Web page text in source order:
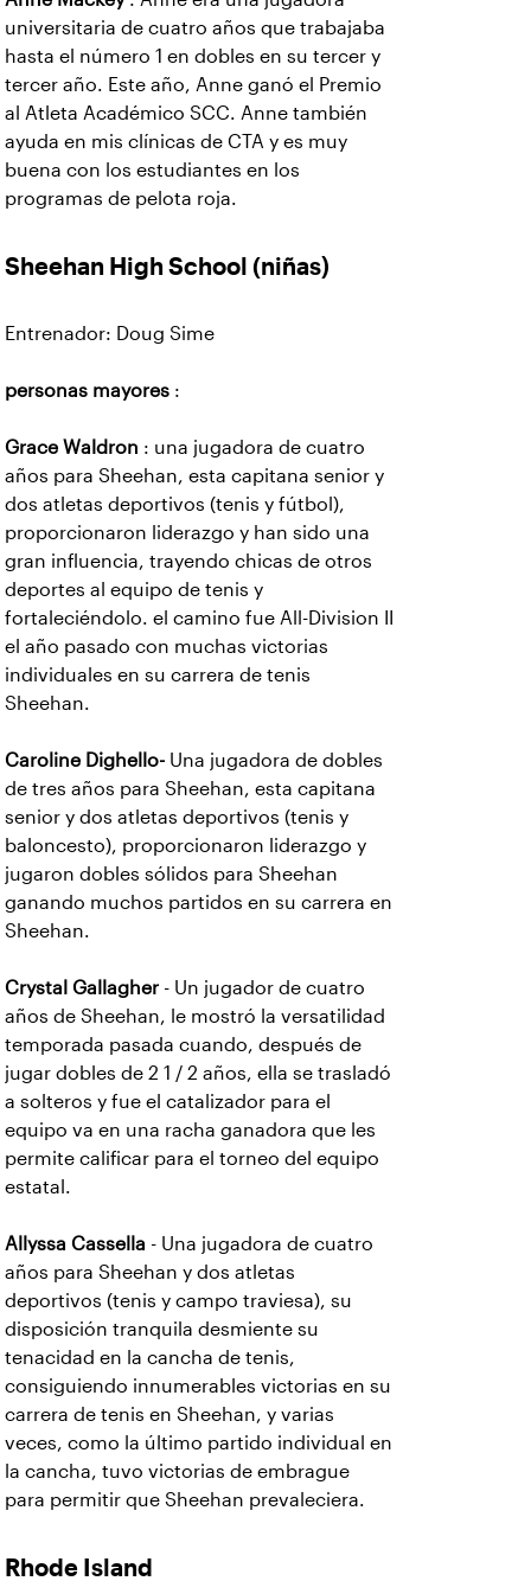
universitaria de cuatro años que trabajaba
hasta el número 1 en dobles en su tercer y
tercer año. Este año, Anne ganó el Premio
al Atleta Académico SCC. Anne también
ayuda en mis clínicas de CTA y es muy
buena con los estudiantes en los
programas de pelota roja.
Sheehan High School (niñas)
Entrenador: Doug Sime
personas mayores :
Grace Waldron : una jugadora de cuatro
años para Sheehan, esta capitana senior y
dos atletas deportivos (tenis y fútbol),
proporcionaron liderazgo y han sido una
gran influencia, trayendo chicas de otros
deportes al equipo de tenis y
fortaleciéndolo. el camino fue All-Division II
el año pasado con muchas victorias
individuales en su carrera de tenis
Sheehan.
Caroline Dighello- Una jugadora de dobles
de tres años para Sheehan, esta capitana
senior y dos atletas deportivos (tenis y
baloncesto), proporcionaron liderazgo y
jugaron dobles sólidos para Sheehan
ganando muchos partidos en su carrera en
Sheehan.
Crystal Gallagher - Un jugador de cuatro
años de Sheehan, le mostró la versatilidad
temporada pasada cuando, después de
jugar dobles de 2 1 / 2 años, ella se trasladó
a solteros y fue el catalizador para el
equipo va en una racha ganadora que les
permite calificar para el torneo del equipo
estatal.
Allyssa Cassella - Una jugadora de cuatro
años para Sheehan y dos atletas
deportivos (tenis y campo traviesa), su
disposición tranquila desmiente su
tenacidad en la cancha de tenis,
consiguiendo innumerables victorias en su
carrera de tenis en Sheehan, y varias
veces, como la último partido individual en
la cancha, tuvo victorias de embrague
para permitir que Sheehan prevaleciera.
Rhode Island